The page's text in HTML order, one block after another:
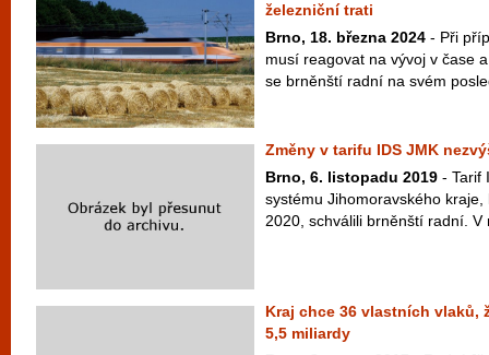
železniční trati
Brno, 18. března 2024 - Při
musí reagovat na vývoj v čase
se brněnští radní na svém
Změny v tarifu IDS JMK
Brno, 6. listopadu 2019 - Tarif
systému Jihomoravského
2020, schválili brněnští radní. V
Kraj chce 36 vlastních vlaků,
5,5 miliardy